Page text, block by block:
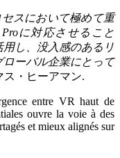
スにおいて極めて重
Proに対応させること
し、没入感のあるリ
ローバル企業にとって
・ヒーアマン.
entre VR haut de
ouvre la voie à des
et mieux alignés sur